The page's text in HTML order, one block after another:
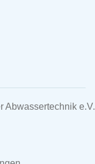
Abwassertechnik e.V.